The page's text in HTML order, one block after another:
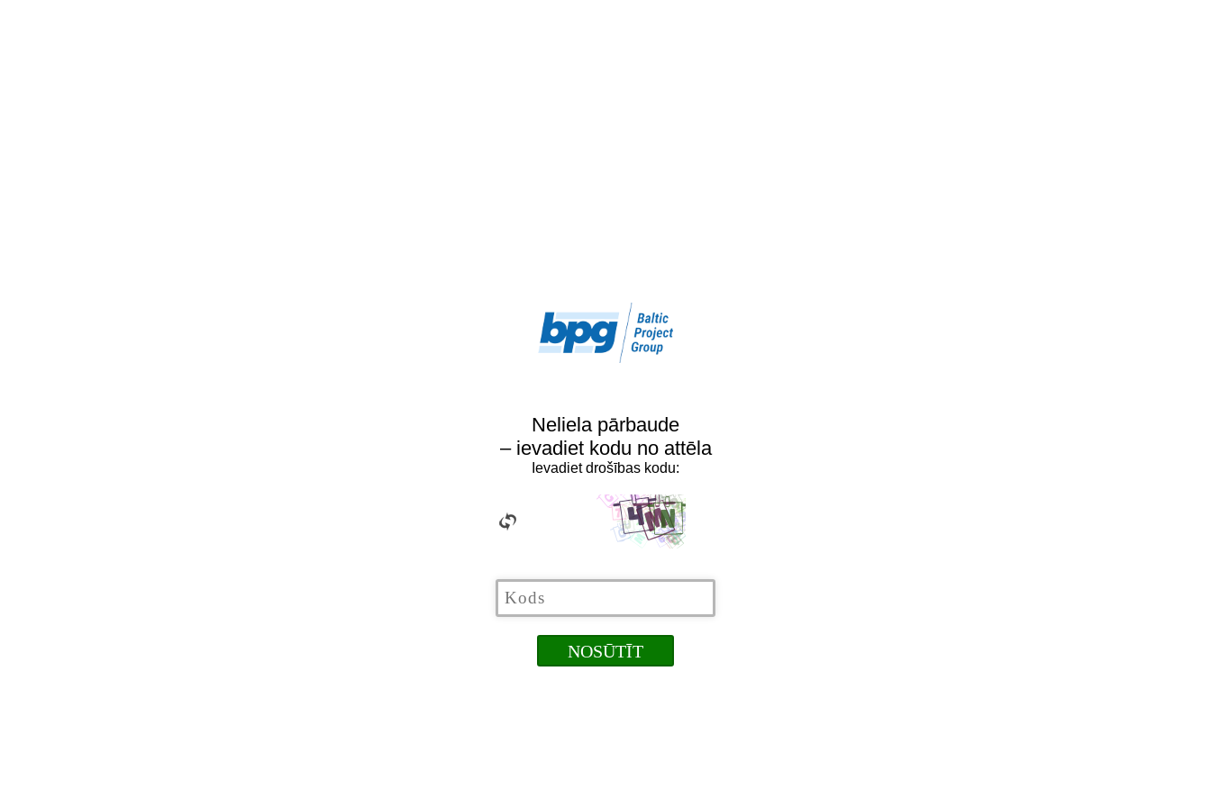
Neliela pārbaude
– ievadiet kodu no attēla
Ievadiet drošības kodu: